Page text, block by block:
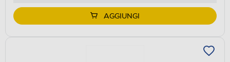
AGGIUNGI